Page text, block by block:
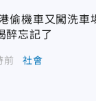
偷機車又闖洗
醉忘記了
前 社會